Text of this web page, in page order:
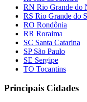
RN Rio Grande do
RS Rio Grande do
RO Rondônia
RR Roraima
SC Santa Catarina
SP São Paulo
SE Sergipe
TO Tocantins
Principais Cidades